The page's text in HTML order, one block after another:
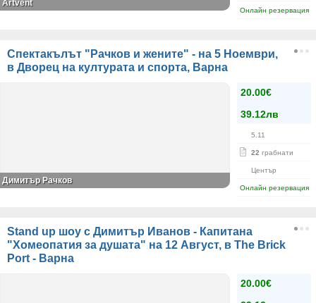
Онлайн резервация
Artvent
Спектакълът "Рачков и жените" - на 5 Ноември,
в Дворец на културата и спорта, Варна
20.00€
39.12лв
5.11
22 грабнати
Център
Онлайн резервация
Димитър Рачков
Stand up шоу с Димитър Иванов - Капитана
"Хомеопатия за душата" на 12 Август, в The Brick
Port - Варна
20.00€